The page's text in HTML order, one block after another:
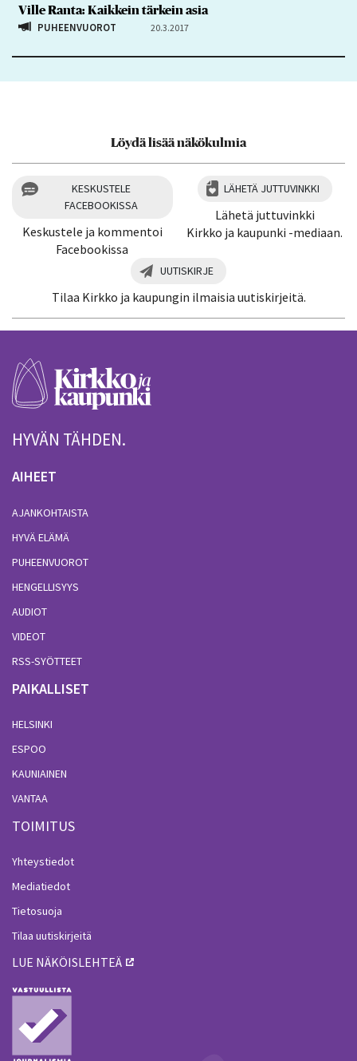
Ville Ranta: Kaikkein tärkein asia
PUHEENVUOROT 20.3.2017
Löydä lisää näkökulmia
KESKUSTELE
FACEBOOKISSA
Keskustele ja kommentoi
Facebookissa
LÄHETÄ JUTTUVINKKI
Lähetä juttuvinkki
Kirkko ja kaupunki -mediaan.
UUTISKIRJE
Tilaa Kirkko ja kaupungin ilmaisia uutiskirjeitä.
HYVÄN TÄHDEN.
AIHEET
AJANKOHTAISTA
HYVÄ ELÄMÄ
PUHEENVUOROT
HENGELLISYYS
AUDIOT
VIDEOT
RSS-SYÖTTEET
PAIKALLISET
HELSINKI
ESPOO
KAUNIAINEN
VANTAA
TOIMITUS
Yhteystiedot
Mediatiedot
Tietosuoja
Tilaa uutiskirjeitä
LUE NÄKÖISLEHTEÄ